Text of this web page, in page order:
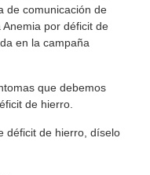
de comunicación de
por déficit de
en la campaña
que debemos
de hierro.
déficit de hierro, díselo